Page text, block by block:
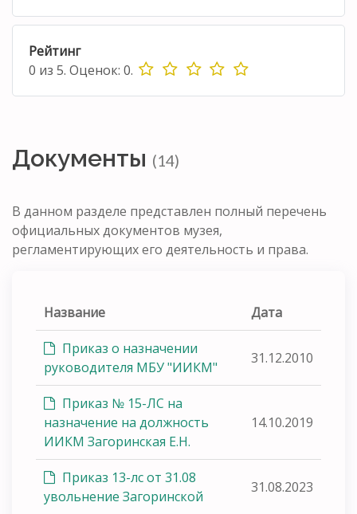
Рейтинг
0 из 5. Оценок: 0.
Документы (14)
В данном разделе представлен полный перечень
официальных документов музея,
регламентирующих его деятельность и права.
Название Дата
Приказ о назначении
руководителя МБУ "ИИКМ"
31.12.2010
Приказ № 15-ЛС на
назначение на должность
ИИКМ Загоринская Е.Н.
14.10.2019
Приказ 13-лс от 31.08
увольнение Загоринской
31.08.2023